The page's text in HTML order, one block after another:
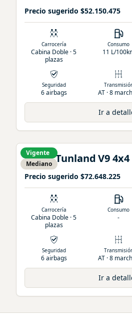
Precio sugerido $52.150.475
Carrocería
Cabina Doble · 5
plazas
Consumo
11 L/
Seguridad
6 airbags AT · 8
Ir a
Vigente
Mediano
FotonTunlandV9
Precio sugerido $72.648.225
Carrocería
Cabina Doble · 5
plazas
Consumo
-
Seguridad
6 airbags AT · 8
Ir a